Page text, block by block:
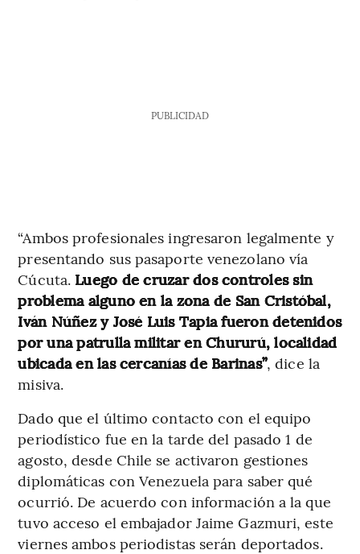
PUBLICIDAD
“Ambos profesionales ingresaron legalmente y
presentando sus pasaporte venezolano vía
Cúcuta. Luego de cruzar dos controles sin
problema alguno en la zona de San Cristóbal,
Iván Núñez y José Luis Tapia fueron detenidos
por una patrulla militar en Chururú, localidad
ubicada en las cercanías de Barinas”, dice la
misiva.
Dado que el último contacto con el equipo
periodístico fue en la tarde del pasado 1 de
agosto, desde Chile se activaron gestiones
diplomáticas con Venezuela para saber qué
ocurrió. De acuerdo con información a la que
tuvo acceso el embajador Jaime Gazmuri, este
viernes ambos periodistas serán deportados.